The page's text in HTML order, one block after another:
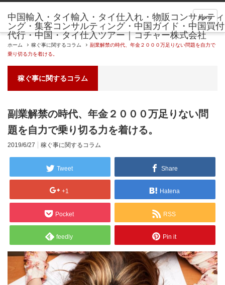
menu
ホーム 稼ぐ事に関するコラム
副業解禁の時代、年金２０００万足りない問題を自力で
乗り切る力を着ける。
稼ぐ事に関するコラム
副業解禁の時代、年金２０００万足りない問
題を自力で乗り切る力を着ける。
2019/6/27 稼ぐ事に関するコラム
Tweet Share
+1 Hatena
Pocket RSS
feedly Pin it